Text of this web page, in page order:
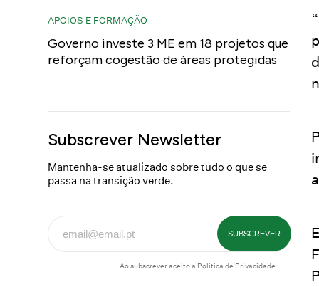
APOIOS E FORMAÇÃO
Governo investe 3 ME em 18 projetos que
reforçam cogestão de áreas protegidas
Subscrever Newsletter
Mantenha-se atualizado sobre tudo o que se
passa na transição verde.
Ao subscrever aceito a Política de Privacidade